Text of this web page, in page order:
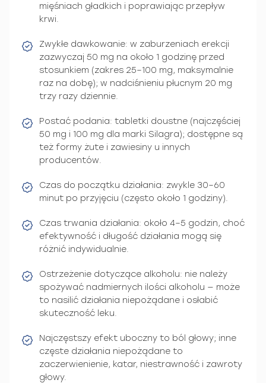
mięśniach gładkich i poprawiając przepływ
krwi.
Zwykłe dawkowanie: w zaburzeniach erekcji
zazwyczaj 50 mg na około 1 godzinę przed
stosunkiem (zakres 25–100 mg, maksymalnie
raz na dobę); w nadciśnieniu płucnym 20 mg
trzy razy dziennie.
Postać podania: tabletki doustne (najczęściej
50 mg i 100 mg dla marki Silagra); dostępne są
też formy żute i zawiesiny u innych
producentów.
Czas do początku działania: zwykle 30–60
minut po przyjęciu (często około 1 godziny).
Czas trwania działania: około 4–5 godzin, choć
efektywność i długość działania mogą się
różnić indywidualnie.
Ostrzeżenie dotyczące alkoholu: nie należy
spożywać nadmiernych ilości alkoholu — może
to nasilić działania niepożądane i osłabić
skuteczność leku.
Najczęstszy efekt uboczny to ból głowy; inne
częste działania niepożądane to
zaczerwienienie, katar, niestrawność i zawroty
głowy.